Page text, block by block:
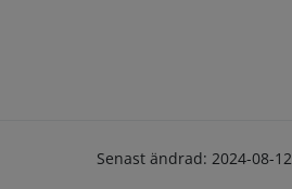
Senast ändrad: 2024-08-12